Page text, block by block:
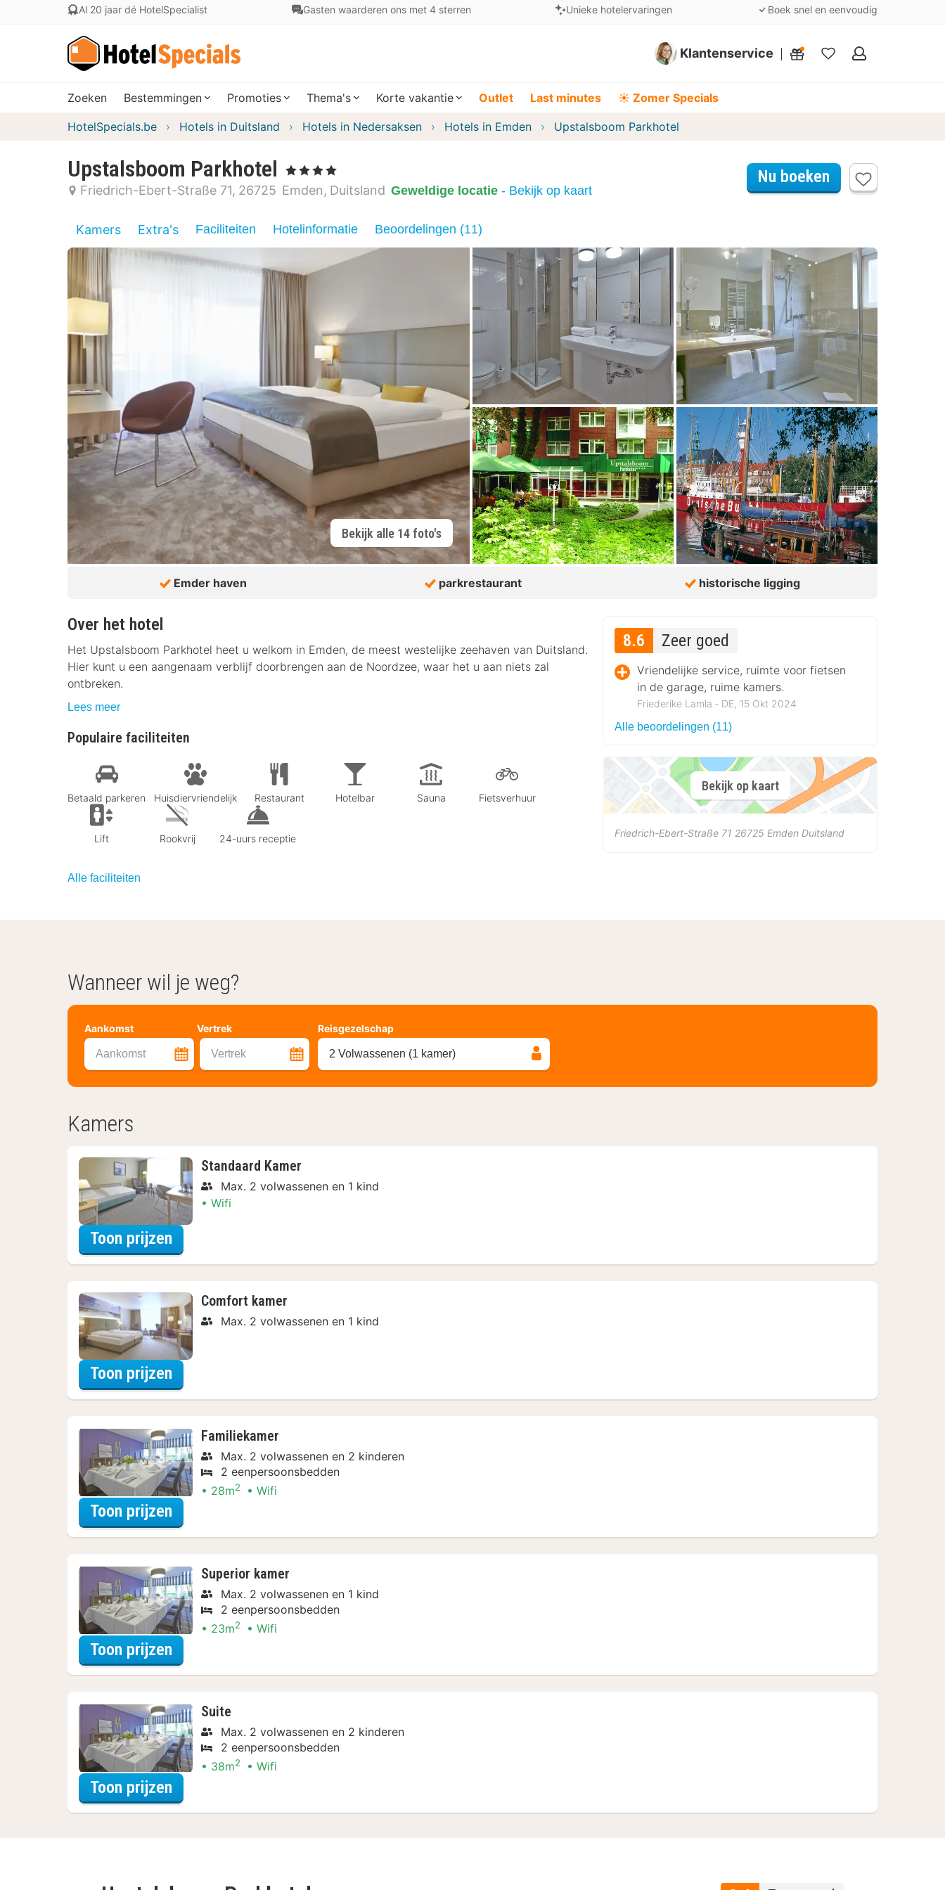
Al 20 jaar dé HotelSpecialist Gasten waarderen ons met 4 sterren Unieke hotelervaringen Boek snel en eenvoudig
Klantenservice
Mijn
Zoeken Bestemmingen Promoties Thema's Korte vakantie Outlet Last minutes ☀️ Zomer Specials
HotelSpecials.be Hotels in Duitsland Hotels in Nedersaksen Hotels in Emden Upstalsboom Parkhotel
Upstalsboom Parkhotel , 4 Sterren
Friedrich-Ebert-Straße 71 26725 Emden Duitsland Geweldige locatie - Bekijk op kaart
Nu boeken
Kamers Extra's Faciliteiten Hotelinformatie Beoordelingen (11)
Bekijk alle 14 foto's
Emder haven parkrestaurant historische ligging
Over het hotel
Het Upstalsboom Parkhotel heet u welkom in Emden, de meest westelijke zeehaven van Duitsland.
Hier kunt u een aangenaam verblijf doorbrengen aan de Noordzee, waar het u aan niets zal
ontbreken.
Lees meer
Populaire faciliteiten
Betaald parkeren Huisdiervriendelijk Restaurant Hotelbar Sauna Fietsverhuur
Lift Rookvrij 24-uurs receptie
Alle faciliteiten
8.6 Zeer goed
Vriendelijke service, ruimte voor fietsen
in de garage, ruime kamers.
Friederike Lamla ‐ DE, 15 Okt 2024
Alle beoordelingen (11)
Bekijk op kaart
Friedrich-Ebert-Straße 71 26725 Emden Duitsland
Wanneer wil je weg?
Aankomst Vertrek
Aankomst Vertrek
Reisgezelschap
2 Volwassenen (1 kamer)
Kamers
Standaard Kamer
Max. 2 volwassenen en 1 kind
Wifi
Toon prijzen
Comfort kamer
Max. 2 volwassenen en 1 kind
Toon prijzen
Familiekamer
Max. 2 volwassenen en 2 kinderen
2 eenpersoonsbedden
28m2 Wifi
Toon prijzen
Superior kamer
Max. 2 volwassenen en 1 kind
2 eenpersoonsbedden
23m2 Wifi
Toon prijzen
Suite
Max. 2 volwassenen en 2 kinderen
2 eenpersoonsbedden
38m2 Wifi
Toon prijzen